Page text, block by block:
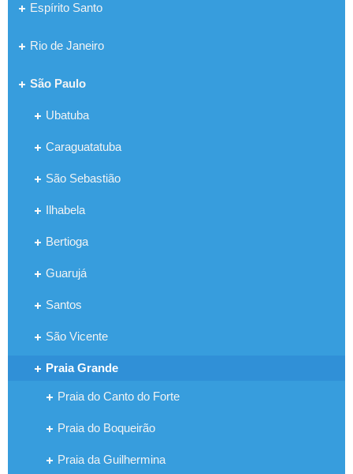
Espírito Santo
Rio de Janeiro
São Paulo
Ubatuba
Caraguatatuba
São Sebastião
Ilhabela
Bertioga
Guarujá
Santos
São Vicente
Praia Grande
Praia do Canto do Forte
Praia do Boqueirão
Praia da Guilhermina